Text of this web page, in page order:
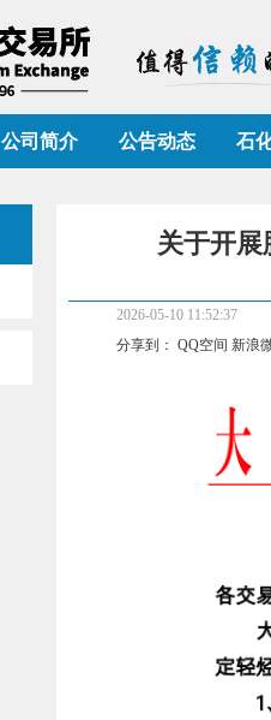
公司简介 公告动态 石
关于开展
2026-05-10 11:52:37
分享到： QQ空间 新浪